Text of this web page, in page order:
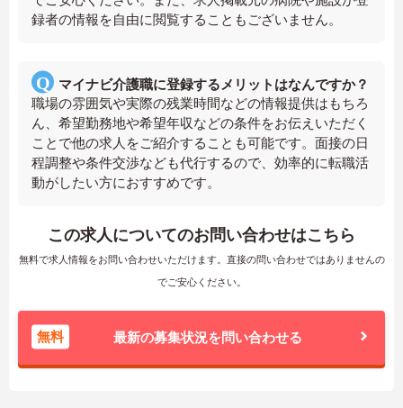
録者の情報を自由に閲覧することもございません。
マイナビ介護職に登録するメリットはなんですか？
職場の雰囲気や実際の残業時間などの情報提供はもちろ
ん、希望勤務地や希望年収などの条件をお伝えいただく
ことで他の求人をご紹介することも可能です。面接の日
程調整や条件交渉なども代行するので、効率的に転職活
動がしたい方におすすめです。
この求人についてのお問い合わせはこちら
無料で求人情報をお問い合わせいただけます。直接の問い合わせではありませんの
でご安心ください。
無料 最新の募集状況を問い合わせる